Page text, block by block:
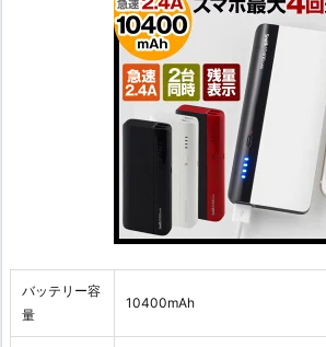
バッテリー容
量
10400mAh